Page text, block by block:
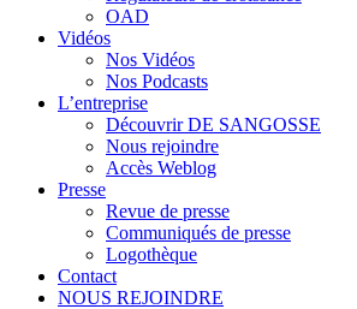
OAD
Vidéos
Nos Vidéos
Nos Podcasts
L’entreprise
Découvrir DE SANGOSSE
Nous rejoindre
Accès Weblog
Presse
Revue de presse
Communiqués de presse
Logothèque
Contact
NOUS REJOINDRE